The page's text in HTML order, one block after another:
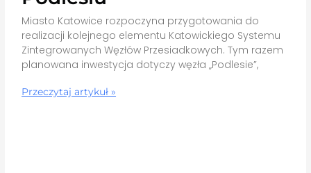
Miasto Katowice rozpoczyna przygotowania do
realizacji kolejnego elementu Katowickiego Systemu
Zintegrowanych Węzłów Przesiadkowych. Tym razem
planowana inwestycja dotyczy węzła „Podlesie”,
Przeczytaj artykuł »